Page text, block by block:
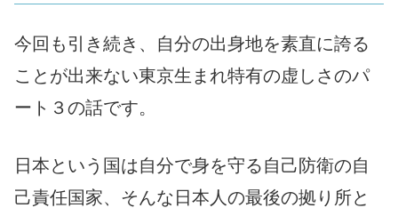
今回も引き続き、自分の出身地を素直に誇る
ことが出来ない東京生まれ特有の虚しさのパ
ート３の話です。
日本という国は自分で身を守る自己防衛の自
己責任国家、そんな日本人の最後の拠り所と